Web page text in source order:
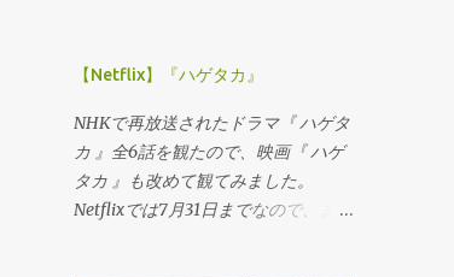
件をディスカウントしているのだと
いうのです。 いずれの事例も、１０
年位前の日本をほうふつとさせまし
た。 派遣契約のパイロットやキャビ
ンアテンダントの話は、高額な社会
【Netflix】『ハゲタカ』
NHKで再放送されたドラマ『 ハゲタ
カ 』全6話を観たので、映画『 ハゲ
タカ 』も改めて観てみました。
Netflixでは7月31日までなので、まだ